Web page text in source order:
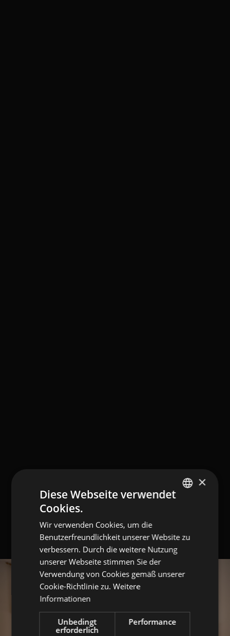
×
Diese Webseite verwendet
Cookies.
Wir verwenden Cookies, um die
Benutzerfreundlichkeit unserer Website zu
verbessern. Durch die weitere Nutzung
unserer Webseite stimmen Sie der
Verwendung von Cookies gemäß unserer
Cookie-Richtlinie zu. Weitere
Informationen
Unbedingt
erforderlich
Performance